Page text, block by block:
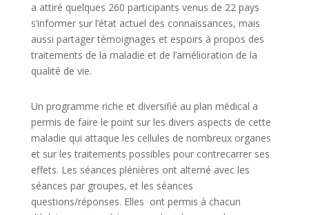
a attiré quelques 260 participants venus de 22 pays
s’informer sur l’état actuel des connaissances, mais
aussi partager témoignages et espoirs à propos des
traitements de la maladie et de l’amélioration de la
qualité de vie.
Un programme riche et diversifié au plan médical a
permis de faire le point sur les divers aspects de cette
maladie qui attaque les cellules de nombreux organes
et sur les traitements possibles pour contrecarrer ses
effets. Les séances plénières ont alterné avec les
séances par groupes, et les séances
questions/réponses. Elles ont permis à chacun